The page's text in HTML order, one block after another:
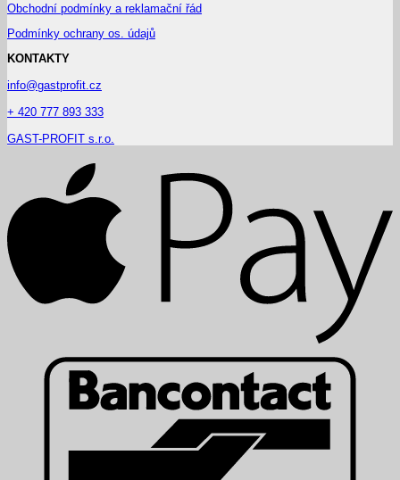
Obchodní podmínky a reklamační řád
Podmínky ochrany os. údajů
KONTAKTY
info@gastprofit.cz
+ 420 777 893 333
GAST-PROFIT s.r.o.